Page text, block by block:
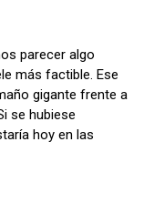
parecer algo
más factible. Ese
gigante frente a
se hubiese
hoy en las